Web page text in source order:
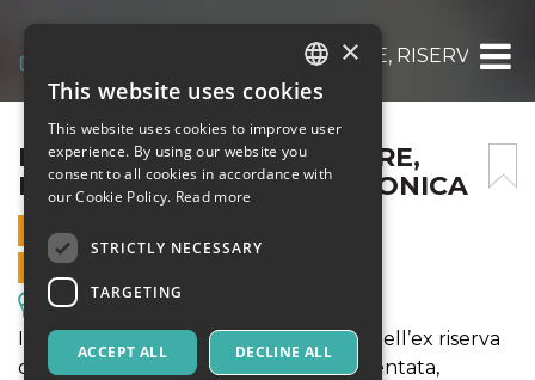
IL BOSCO DEL CAPPELLIERE, RISERVA DI
IL BOSCO DEL CAPPELLIERE,
RISERVA DI CACCIA BORBONICA
21 MAY 2023 - 10:00
ONLINE SALES ENDED
Excursions & Guided Tours
In una delle zone più incontaminate dell’ex riserva
di caccia, ed oggi Riserva Naturale Orientata,
ITALIAN
ENGLISH
SPANISH
×
This website uses cookies
This website uses cookies to improve user
experience. By using our website you
consent to all cookies in accordance with
our Cookie Policy. Read more
STRICTLY NECESSARY
TARGETING
ACCEPT ALL DECLINE ALL